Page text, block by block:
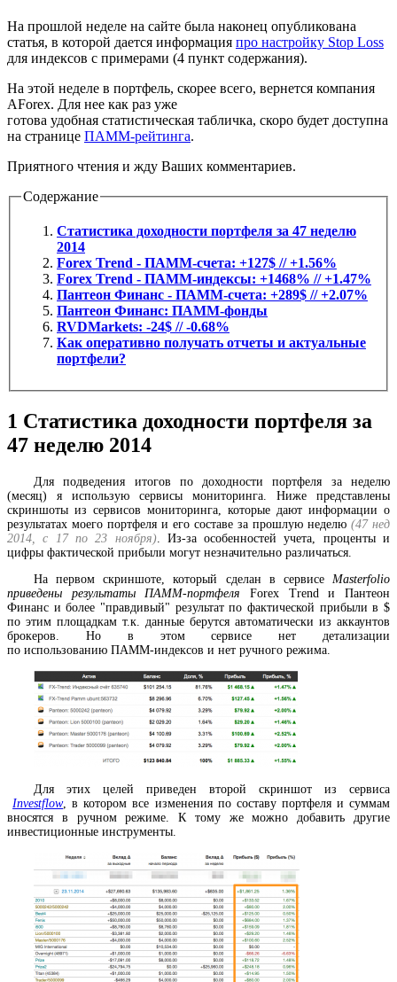
На прошлой неделе на сайте была наконец опубликована
статья, в которой дается информация про настройку Stop Loss
для индексов с примерами (4 пункт содержания).
На этой неделе в портфель, скорее всего, вернется компания
AForex. Для нее как раз уже
готова удобная статистическая табличка, скоро будет доступна
на странице ПАММ-рейтинга.
Приятного чтения и жду Ваших комментариев.
Содержание
Статистика доходности портфеля за 47 неделю
2014
Forex Trend - ПАММ-счета: +127$ // +1.56%
Forex Trend - ПАММ-индексы: +1468% // +1.47%
Пантеон Финанс - ПАММ-счета: +289$ // +2.07%
Пантеон Финанс: ПАММ-фонды
RVDMarkets: -24$ // -0.68%
Как оперативно получать отчеты и актуальные
портфели?
1 Статистика доходности портфеля за
47 неделю 2014
Для подведения итогов по доходности портфеля за неделю
(месяц) я использую сервисы мониторинга. Ниже представлены
скриншоты из сервисов мониторинга, которые дают информации о
результатах моего портфеля и его составе за прошлую неделю (47 нед
2014,с 17 по 23 ноября). Из-за особенностей учета, проценты и
цифры фактической прибыли могут незначительно различаться.
На первом скриншоте, который сделан в сервисе Masterfolio
приведены результаты ПАММ-портфеля Forex Trend и Пантеон
Финанс и более "правдивый" результат по фактической прибыли в $
по этим площадкам т.к. данные берутся автоматически из аккаунтов
брокеров. Но в этом сервисе нет детализации
по использованию ПАММ-индексов и нет ручного режима.
Для этих целей приведен второй скриншот из сервиса
Investflow, в котором все изменения по составу портфеля и суммам
вносятся в ручном режиме. К тому же можно добавить другие
инвестиционные инструменты.